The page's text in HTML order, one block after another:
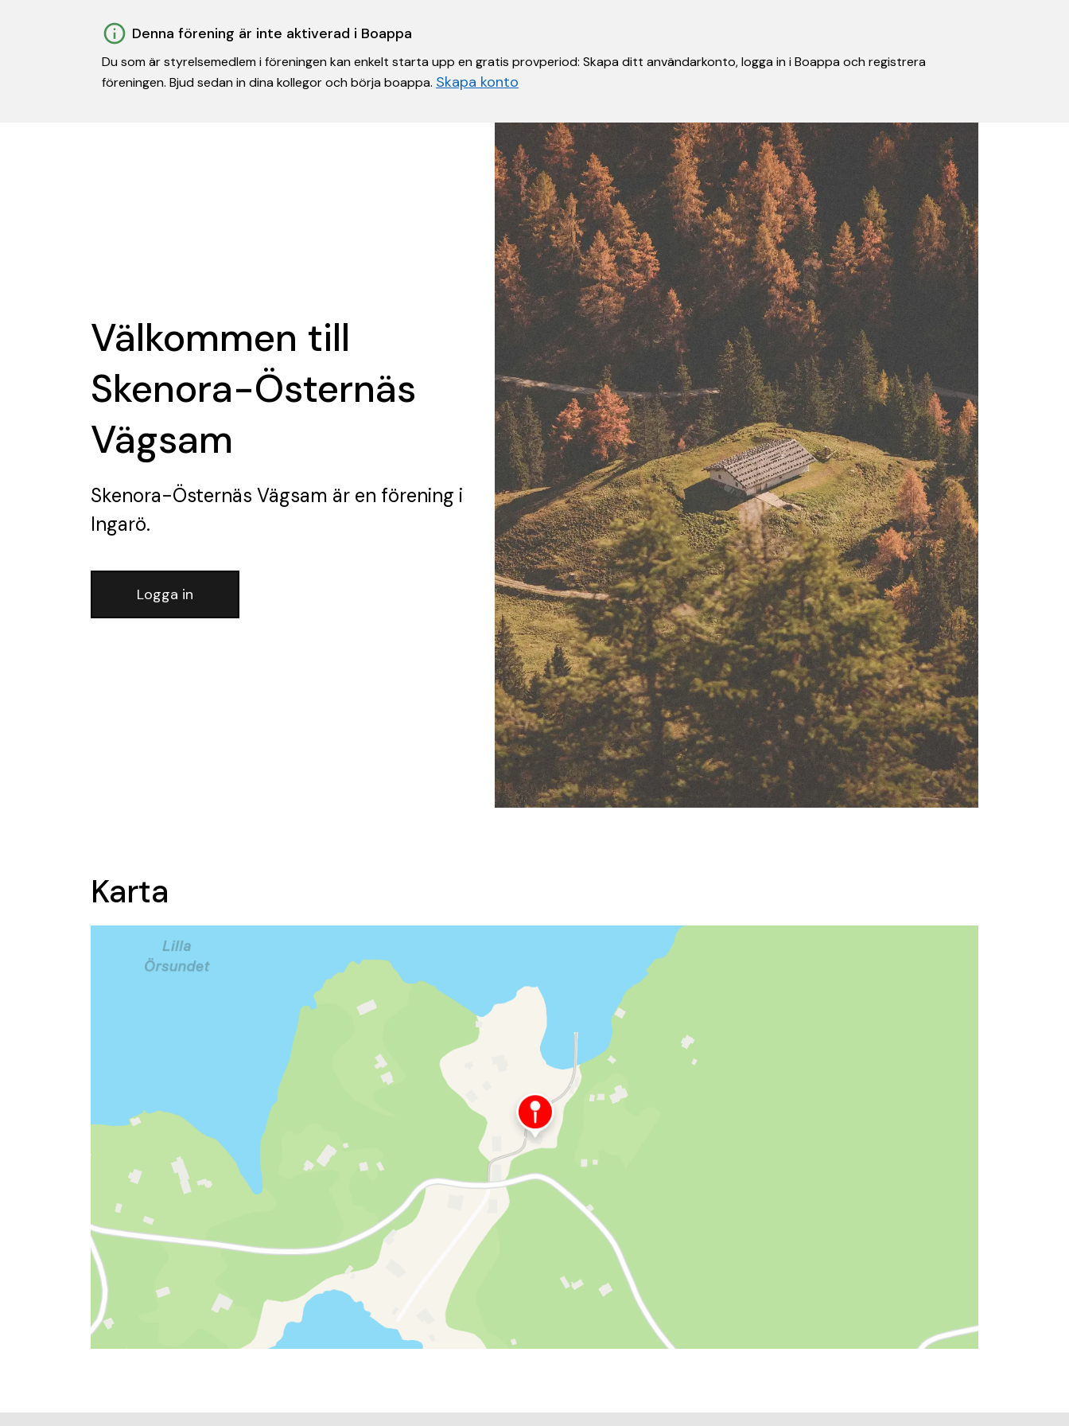
Denna förening är inte aktiverad i Boappa
Du som är styrelsemedlem i föreningen kan enkelt starta upp en gratis provperiod: Skapa ditt användarkonto, logga in i Boappa och registrera
föreningen. Bjud sedan in dina kollegor och börja boappa. Skapa konto
Välkommen till
Skenora-Östernäs
Vägsam
Skenora-Östernäs Vägsam är en förening i
Ingarö.
Logga in
Karta